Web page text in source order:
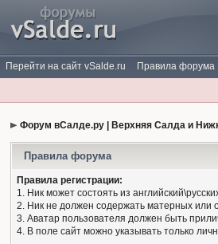
Перейти на сайт vSalde.ru Правила форума
Форум вСалде.ру | Верхняя Салда и
Правила форума
Правила регистрации:
1. Ник может состоять из
2. Ник не должен содержать матерных или
3. Аватар пользователя должен быть
4. В поле сайт можно указывать только